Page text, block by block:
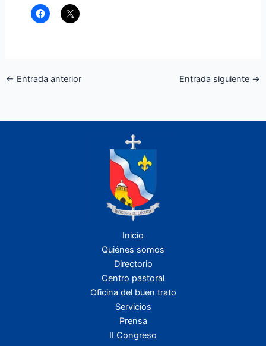
← Entrada anterior Entrada siguiente →
Inicio
Quiénes somos
Directorio
Centro pastoral
Oficina del buen trato
Servicios
Prensa
II Congreso